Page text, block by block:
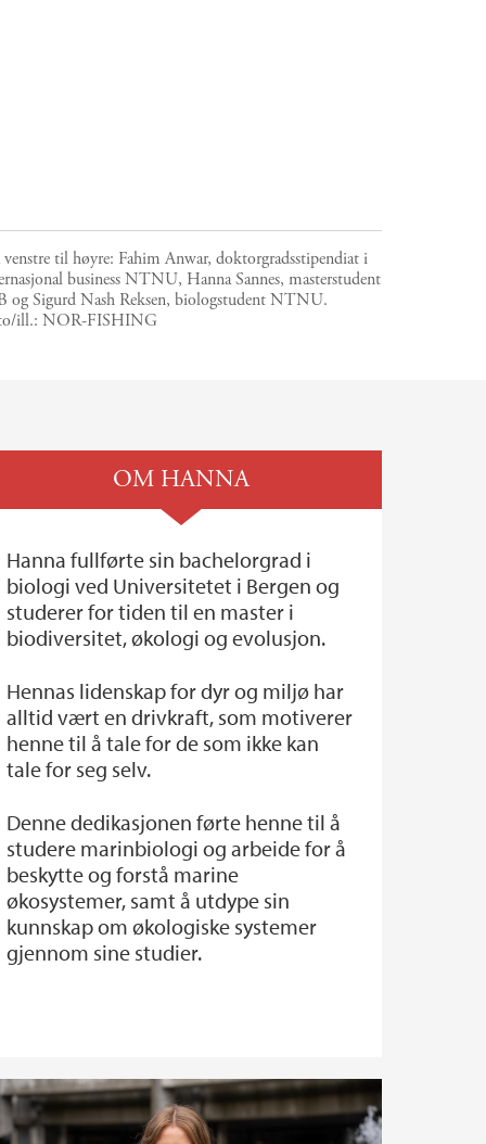
venstre til høyre: Fahim Anwar, doktorgradsstipendiat i
business NTNU, Hanna Sannes, masterstudent
og Sigurd Nash Reksen, biologstudent NTNU.
ill.:NOR-FISHING
OM HANNA
Hanna fullførte sin bachelorgrad i
biologi ved Universitetet i Bergen og
studerer for tiden til en master i
biodiversitet, økologi og evolusjon.
Hennas lidenskap for dyr og miljø har
alltid vært en drivkraft, som motiverer
henne til å tale for de som ikke kan
tale for seg selv.
Denne dedikasjonen førte henne til å
studere marinbiologi og arbeide for å
beskytte og forstå marine
økosystemer, samt å utdype sin
kunnskap om økologiske systemer
gjennom sine studier.